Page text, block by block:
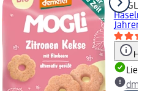
MOGLi
Jahren,
dm